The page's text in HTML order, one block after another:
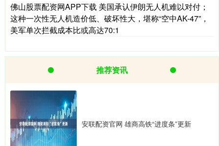
佛山股票配资网APP下载 美国承认伊朗无人机难以对付；
这种一次性无人机造价低、破坏性大，堪称“空中AK-47”，
美军单次拦截成本比或高达70:1
推荐资讯
安联配资官网 雄商高铁“进度条”更新